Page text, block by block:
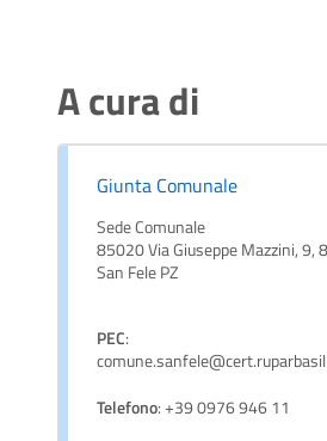
A cura di
Giunta Comunale
Sede Comunale
85020 Via Giuseppe Mazzini, 9,
San Fele PZ
PEC:
Telefono: +39 0976 946 11